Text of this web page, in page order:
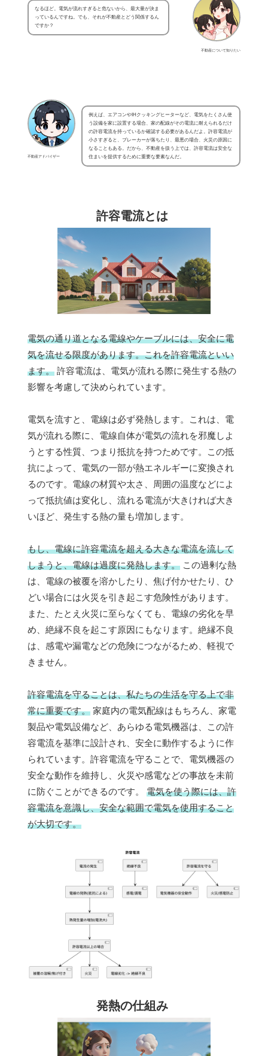
不動産について知りたい
なるほど。電気が流れすぎると危ないから、最大量が決ま
っているんですね。でも、それが不動産とどう関係するん
ですか？
不動産アドバイザー
例えば、エアコンやIHクッキングヒーターなど、電気をたくさん使
う設備を家に設置する場合、家の配線がその電流に耐えられるだけ
の許容電流を持っているか確認する必要があるんだよ。許容電流が
小さすぎると、ブレーカーが落ちたり、最悪の場合、火災の原因に
なることもある。だから、不動産を扱う上では、許容電流は安全な
住まいを提供するために重要な要素なんだ。
許容電流とは
電気の通り道となる電線やケーブルには、安全に電
気を流せる限度があります。これを許容電流といい
ます。 許容電流は、電気が流れる際に発生する熱の
影響を考慮して決められています。
電気を流すと、電線は必ず発熱します。これは、電
気が流れる際に、電線自体が電気の流れを邪魔しよ
うとする性質、つまり抵抗を持つためです。この抵
抗によって、電気の一部が熱エネルギーに変換され
るのです。電線の材質や太さ、周囲の温度などによ
って抵抗値は変化し、流れる電流が大きければ大き
いほど、発生する熱の量も増加します。
もし、電線に許容電流を超える大きな電流を流して
しまうと、電線は過度に発熱します。 この過剰な熱
は、電線の被覆を溶かしたり、焦げ付かせたり、ひ
どい場合には火災を引き起こす危険性があります。
また、たとえ火災に至らなくても、電線の劣化を早
め、絶縁不良を起こす原因にもなります。絶縁不良
は、感電や漏電などの危険につながるため、軽視で
きません。
許容電流を守ることは、私たちの生活を守る上で非
常に重要です。 家庭内の電気配線はもちろん、家電
製品や電気設備など、あらゆる電気機器は、この許
容電流を基準に設計され、安全に動作するように作
られています。許容電流を守ることで、電気機器の
安全な動作を維持し、火災や感電などの事故を未前
に防ぐことができるのです。 電気を使う際には、許
容電流を意識し、安全な範囲で電気を使用すること
が大切です。
発熱の仕組み